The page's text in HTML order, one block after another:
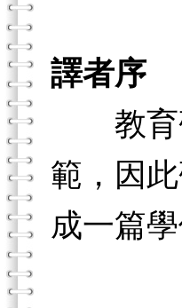
譯者序
教育研
範，因
成一篇